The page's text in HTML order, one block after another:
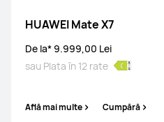
HUAWEI Mate X7
De la* 9.999,00 Lei
sau Plata în 12 rate
Află mai multe Cumpără